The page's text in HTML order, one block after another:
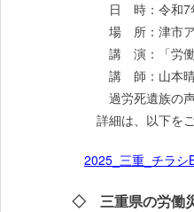
日 時：令和7年
場 所：津市ア
講 演：「労働
講 師：山本晴
過労死遺族の声
詳細は、以下を
2025_三重_チラシ
◇ 三重県の労働